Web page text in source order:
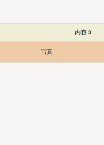
内容３
写真